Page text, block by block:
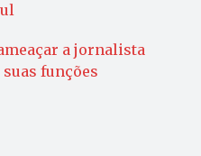
a jornalista
suas funções